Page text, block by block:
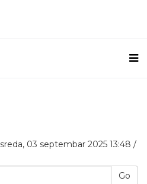
sreda, 03 septembar 2025 13:48 /
Go